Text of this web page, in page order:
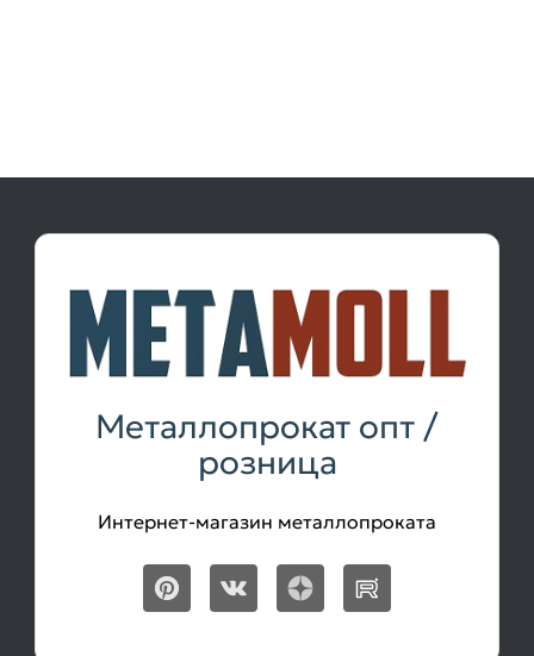
Металлопрокат опт /
розница
Интернет-магазин металлопроката